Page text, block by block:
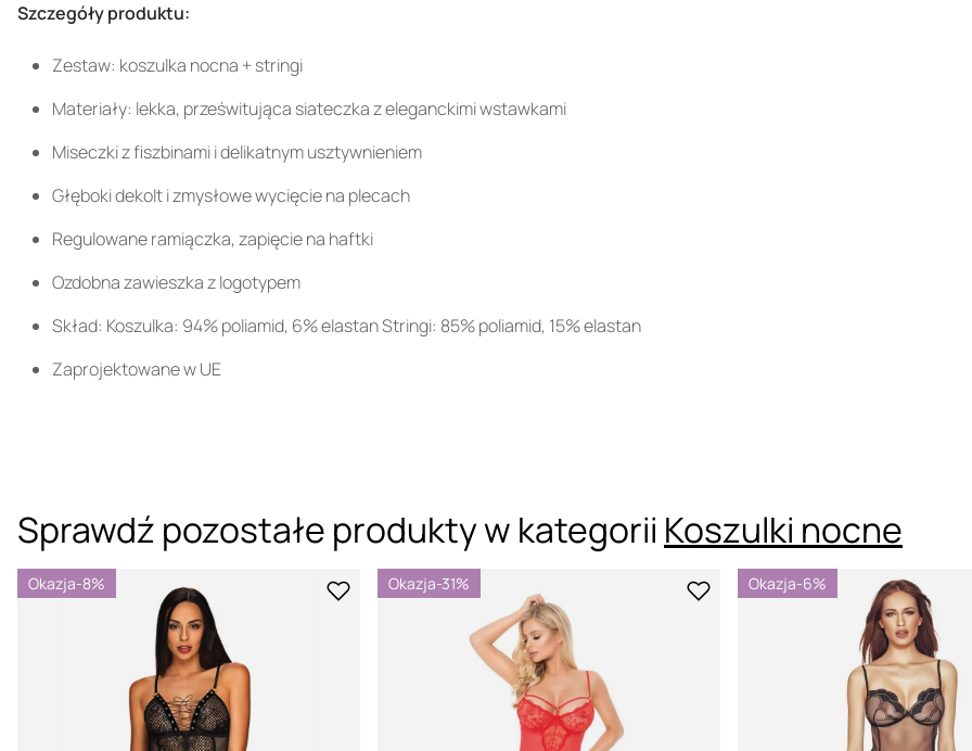
Szczegóły produktu:
Zestaw: koszulka nocna + stringi
Materiały: lekka, prześwitująca siateczka z eleganckimi wstawkami
Miseczki z fiszbinami i delikatnym usztywnieniem
Głęboki dekolt i zmysłowe wycięcie na plecach
Regulowane ramiączka, zapięcie na haftki
Ozdobna zawieszka z logotypem
Skład: Koszulka: 94% poliamid, 6% elastan Stringi: 85% poliamid, 15% elastan
Zaprojektowane w UE
Sprawdź pozostałe produkty w kategorii Koszulki nocne
Okazja-8% Okazja-31% Okazja-6%